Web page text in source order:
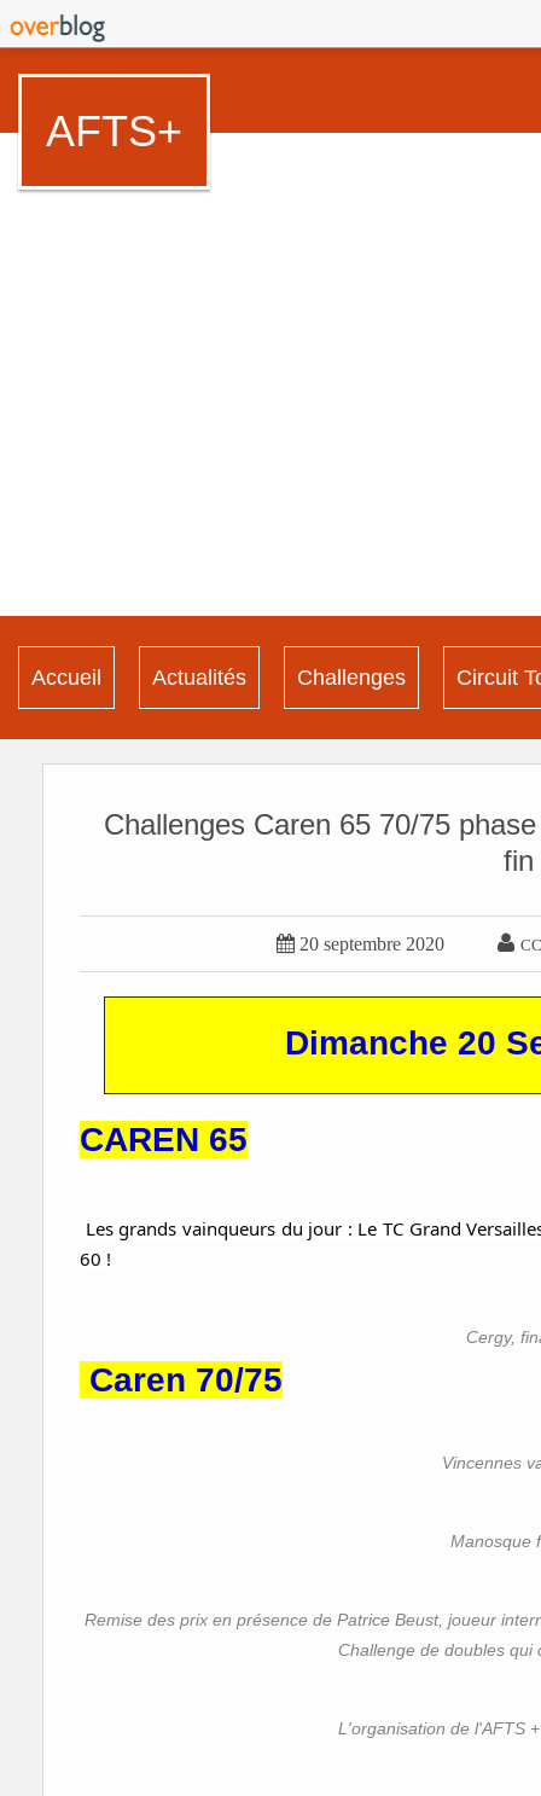
AFTS+
Accueil Actualités Challenges Circuit
Challenges Caren 65 70/75
fin
 20 septembre 2020  CC
Dimanche 20
CAREN 65
Les grands vainqueurs du jour : Le TC Grand
60 !
Cergy,
Caren 70/75
Vincennes
Manosque
Remise des prix en présence de Patrice Beust, joueur
Challenge de doubles qui
L'organisation de l'AFTS